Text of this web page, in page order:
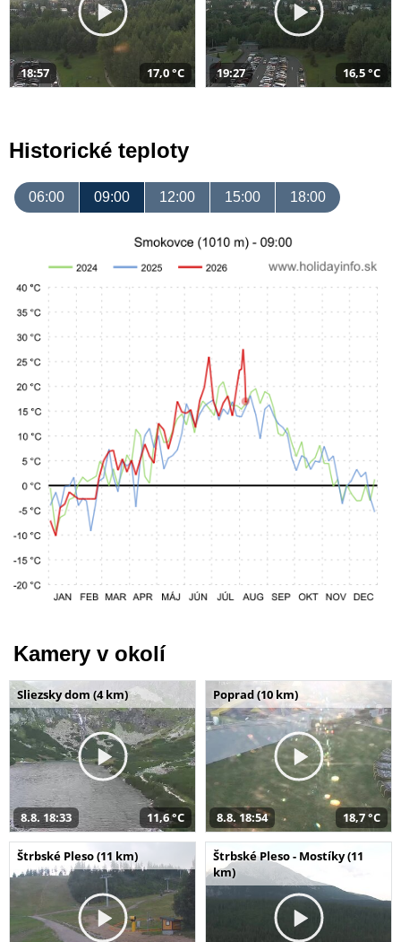
18:57 17,0 °C 19:27 16,5 °C
Historické teploty
06:00 09:00 12:00 15:00 18:00
Kamery v okolí
Sliezsky dom (4 km)
8.8. 18:33 11,6 °C
Poprad (10 km)
8.8. 18:54 18,7 °C
Štrbské Pleso (11 km)
Štrbské Pleso - Mostíky (11
km)